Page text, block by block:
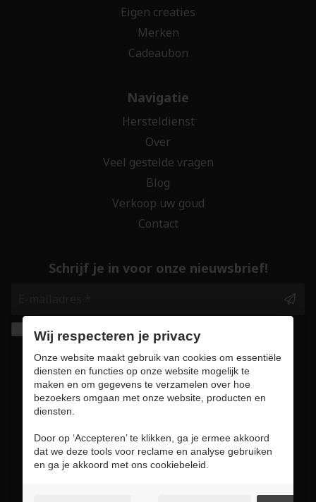
Eigen creaties
Merken
Cadeaubon
Navigatie
Hersteldienst
Over
Veel gestelde vragen
Blog
Verkoop uw goud
Contact
Schrijf je in voor onze nieuwsbrief!
Ik geef de toestemming om mijn gegevens te
bewaren en verwerken zoals aangegeven in
onzeprivacy statement. *
Wij respecteren je privacy
Onze website maakt gebruik van cookies om essentiële
diensten en functies op onze website mogelijk te
maken en om gegevens te verzamelen over hoe
bezoekers omgaan met onze website, producten en
diensten.
Door op ‘Accepteren’ te klikken, ga je ermee akkoord
dat we deze tools voor reclame en analyse gebruiken
en ga je akkoord met ons cookiebeleid.